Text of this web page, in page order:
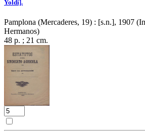
Yoldi].
Pamplona (Mercaderes, 19) : [s.n.], 1907
Hermanos)
48 p. ; 21 cm.